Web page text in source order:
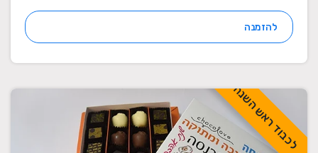
להזמנה
לכבוד ראש השנה